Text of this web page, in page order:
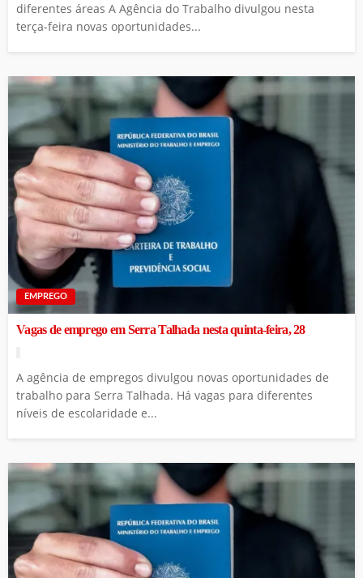
diferentes áreas A Agência do Trabalho divulgou nesta
terça-feira novas oportunidades...
EMPREGO
Vagas de emprego em Serra Talhada nesta quinta-feira, 28
A agência de empregos divulgou novas oportunidades de
trabalho para Serra Talhada. Há vagas para diferentes
níveis de escolaridade e...